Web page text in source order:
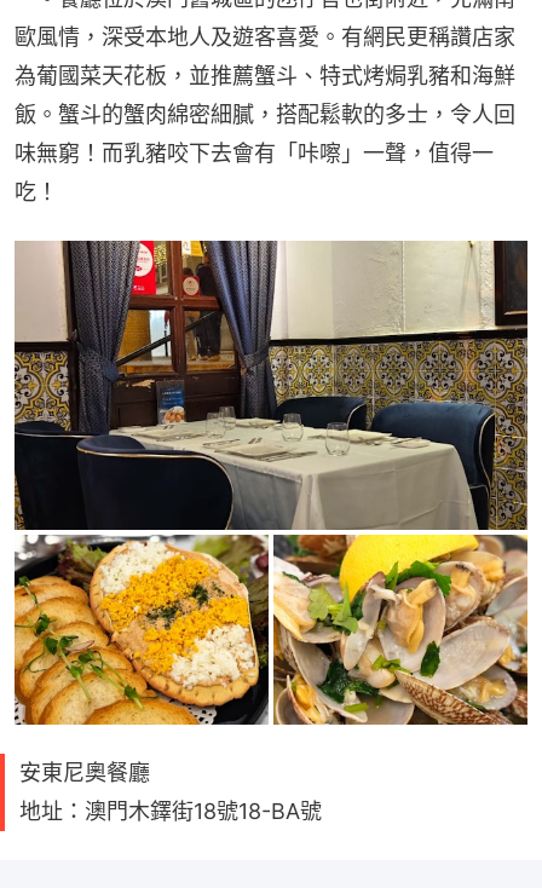
歐風情，深受本地人及遊客喜愛。有網民更稱讚店家
為葡國菜天花板，並推薦蟹斗、特式烤焗乳豬和海鮮
飯。蟹斗的蟹肉綿密細膩，搭配鬆軟的多士，令人回
味無窮！而乳豬咬下去會有「咔嚓」一聲，值得一
吃！
安東尼奧餐廳
地址：澳門木鐸街18號18-BA號